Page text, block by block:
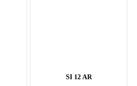
SI 12 AR